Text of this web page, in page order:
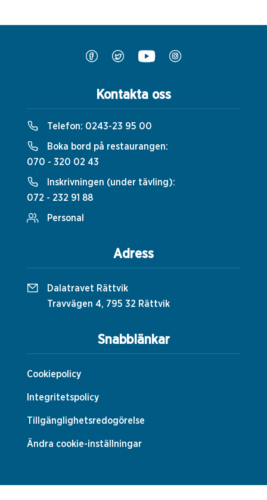
Snabblänkar
Cookiepolicy
Integritetspolicy
Tillgänglighetsredogörelse
Ändra cookie-inställningar
Kontakta oss
Telefon: 0243-23 95 00
Boka bord på restaurangen:
070 - 320 02 43
Inskrivningen (under tävling):
072 - 232 91 88
Personal
Adress
Dalatravet Rättvik
Travvägen 4, 795 32 Rättvik